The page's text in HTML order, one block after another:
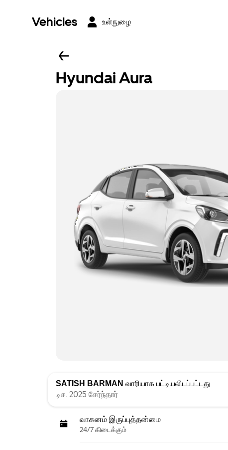
Vehicles உள்நுழை
Hyundai Aura
SATISH BARMAN வாரியாக பட்டியலிடப்பட்டது
டிச. 2025 சேர்ந்தார்
வாகனம் இருப்புத்தன்மை
24/7 கிடைக்கும்